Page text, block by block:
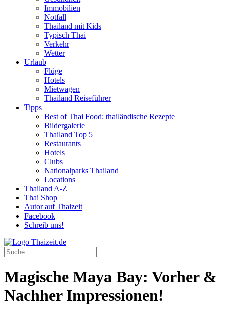
Immobilien
Notfall
Thailand mit Kids
Typisch Thai
Verkehr
Wetter
Urlaub
Flüge
Hotels
Mietwagen
Thailand Reiseführer
Tipps
Best of Thai Food: thailändische Rezepte
Bildergalerie
Thailand Top 5
Restaurants
Hotels
Clubs
Nationalparks Thailand
Locations
Thailand A-Z
Thai Shop
Autor auf Thaizeit
Facebook
Schreib uns!
Magische Maya Bay: Vorher &
Nachher Impressionen!